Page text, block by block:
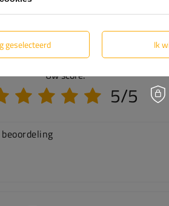
Uw score:
5/5
geselecteerd Ik